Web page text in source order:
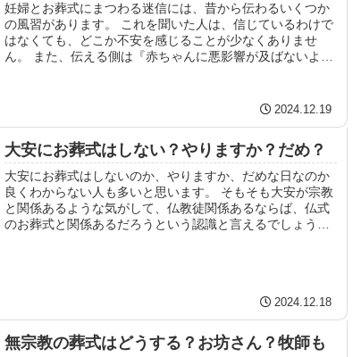
妊婦とお葬式にまつわる迷信には、昔から伝わるいくつか
の風習があります。 これを聞いた人は、信じているわけで
はなくても、どこか不安を感じることが少なくありませ
ん。 また、伝える側は『赤ちゃんに悪影響が及ばないよう
2024.12.19
大安にお葬式はしない？やりますか？だめ？
大安にお葬式はしないのか、やりますか、だめな日なのか
良くわからない人も多いと思います。 そもそも大安が宗教
と関係あるような気がして、仏教徒関係あるならば、仏式
のお葬式と関係あるだろうという認識と言えるでしょう。
2024.12.18
無宗教の葬式はどうする？お坊さん？牧師も